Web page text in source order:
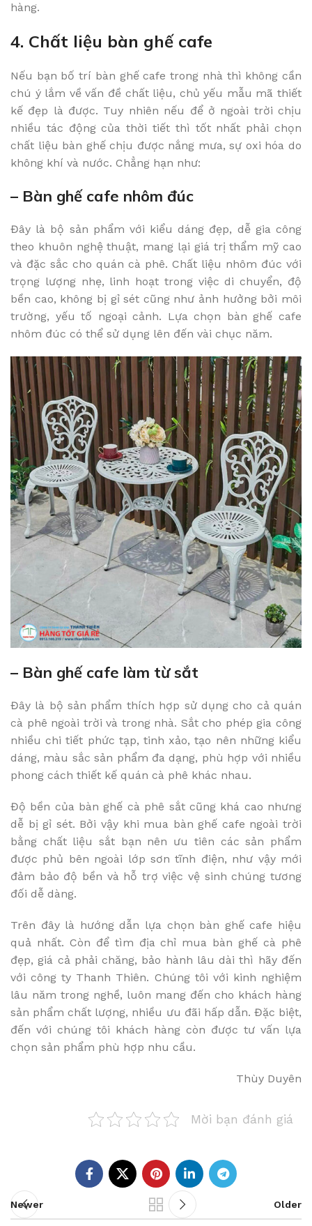
hàng.
4. Chất liệu bàn ghế cafe
Nếu bạn bố trí bàn ghế cafe trong nhà thì không cần
chú ý lắm về vấn đề chất liệu, chủ yếu mẫu mã thiết
kế đẹp là được. Tuy nhiên nếu để ở ngoài trời chịu
nhiều tác động của thời tiết thì tốt nhất phải chọn
chất liệu bàn ghế chịu được nắng mưa, sự oxi hóa do
không khí và nước. Chẳng hạn như:
– Bàn ghế cafe nhôm đúc
Đây là bộ sản phẩm với kiểu dáng đẹp, dễ gia công
theo khuôn nghệ thuật, mang lại giá trị thẩm mỹ cao
và đặc sắc cho quán cà phê. Chất liệu nhôm đúc với
trọng lượng nhẹ, linh hoạt trong việc di chuyển, độ
bền cao, không bị gỉ sét cũng như ảnh hưởng bởi môi
trường, yếu tố ngoại cảnh. Lựa chọn bàn ghế cafe
nhôm đúc có thể sử dụng lên đến vài chục năm.
– Bàn ghế cafe làm từ sắt
Đây là bộ sản phẩm thích hợp sử dụng cho cả quán
cà phê ngoài trời và trong nhà. Sắt cho phép gia công
nhiều chi tiết phức tạp, tinh xảo, tạo nên những kiểu
dáng, màu sắc sản phẩm đa dạng, phù hợp với nhiều
phong cách thiết kế quán cà phê khác nhau.
Độ bền của bàn ghế cà phê sắt cũng khá cao nhưng
dễ bị gỉ sét. Bởi vậy khi mua bàn ghế cafe ngoài trời
bằng chất liệu sắt bạn nên ưu tiên các sản phẩm
được phủ bên ngoài lớp sơn tĩnh điện, như vậy mới
đảm bảo độ bền và hỗ trợ việc vệ sinh chúng tương
đối dễ dàng.
Trên đây là hướng dẫn lựa chọn bàn ghế cafe hiệu
quả nhất. Còn để tìm địa chỉ mua bàn ghế cà phê
đẹp, giá cả phải chăng, bảo hành lâu dài thì hãy đến
với công ty Thanh Thiên. Chúng tôi với kinh nghiệm
lâu năm trong nghề, luôn mang đến cho khách hàng
sản phẩm chất lượng, nhiều ưu đãi hấp dẫn. Đặc biệt,
đến với chúng tôi khách hàng còn được tư vấn lựa
chọn sản phẩm phù hợp nhu cầu.
Thùy Duyên
Mời bạn đánh giá
Newer Older